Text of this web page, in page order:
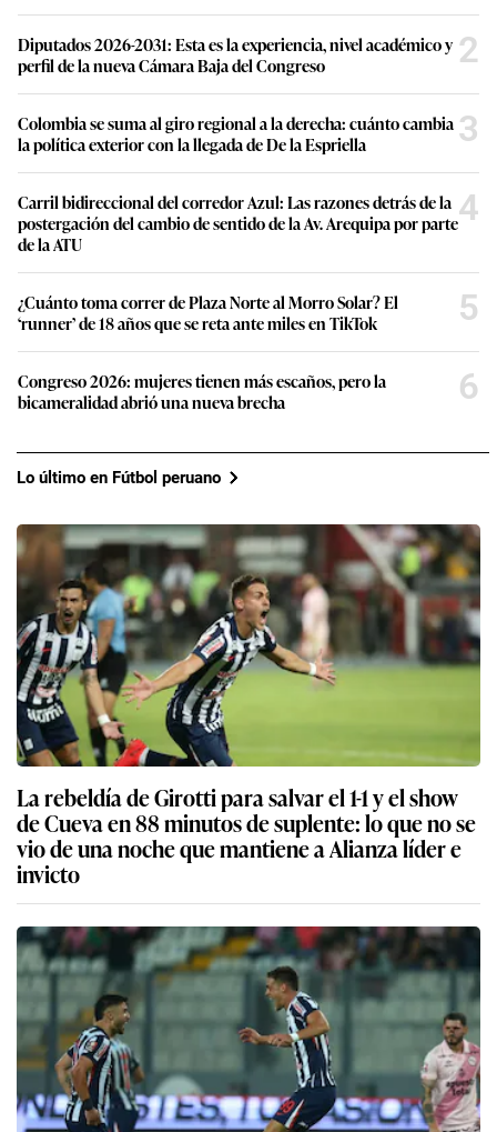
Diputados 2026-2031: Esta es la experiencia, nivel académico y
perfil de la nueva Cámara Baja del Congreso
2
Colombia se suma al giro regional a la derecha: cuánto cambia
la política exterior con la llegada de De la Espriella
3
Carril bidireccional del corredor Azul: Las razones detrás de la
postergación del cambio de sentido de la Av. Arequipa por parte
de la ATU
4
¿Cuánto toma correr de Plaza Norte al Morro Solar? El
‘runner’ de 18 años que se reta ante miles en TikTok
5
Congreso 2026: mujeres tienen más escaños, pero la
bicameralidad abrió una nueva brecha
6
Lo último en Fútbol peruano
La rebeldía de Girotti para salvar el 1-1 y el show
de Cueva en 88 minutos de suplente: lo que no se
vio de una noche que mantiene a Alianza líder e
invicto